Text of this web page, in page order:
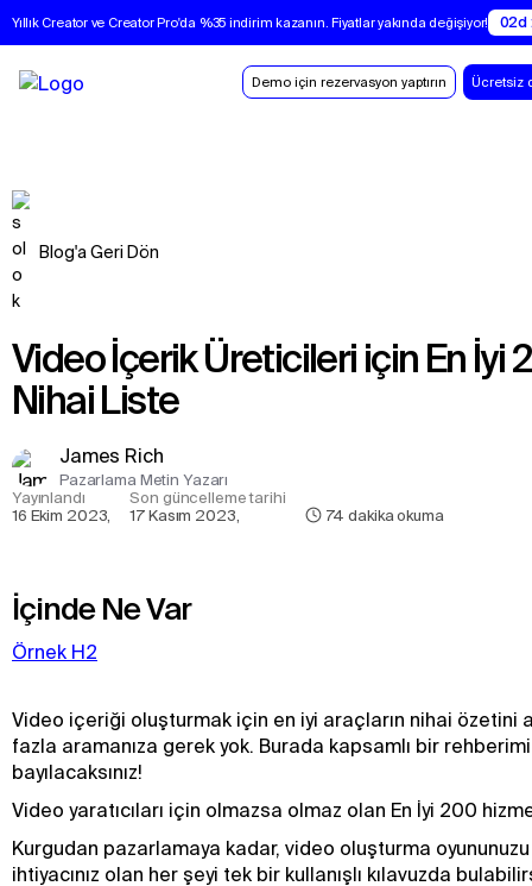
Yıllık Creator ve Creator Pro'da %35 indirim kazanın. Fiyatlar yakında değişiyor! 02d
Demo için rezervasyon yaptırın Ücretsiz
Blog'a Geri Dön
Video İçerik Üreticileri için En İyi 200 Araç:
Nihai Liste
James Rich
Pazarlama Metin Yazarı
Yayınlandı
16 Ekim 2023,
Son güncelleme tarihi
17 Kasım 2023, 74 dakika okuma
İçinde Ne Var
Örnek H2
Video içeriği oluşturmak için en iyi araçların nihai özetini
fazla aramanıza gerek yok. Burada kapsamlı bir
bayılacaksınız!
Video yaratıcıları için olmazsa olmaz olan En İyi 200
Kurgudan pazarlamaya kadar, video oluşturma
ihtiyacınız olan her şeyi tek bir kullanışlı kılavuzda